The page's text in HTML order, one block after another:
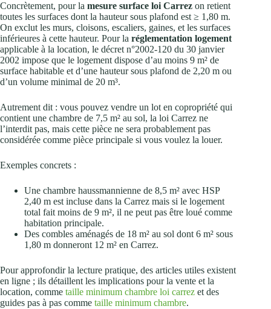
Concrètement, pour la mesure surface loi Carrez on retient
toutes les surfaces dont la hauteur sous plafond est ≥ 1,80 m.
On exclut les murs, cloisons, escaliers, gaines, et les surfaces
inférieures à cette hauteur. Pour la réglementation logement
applicable à la location, le décret n°2002-120 du 30 janvier
2002 impose que le logement dispose d’au moins 9 m² de
surface habitable et d’une hauteur sous plafond de 2,20 m ou
d’un volume minimal de 20 m³.
Autrement dit : vous pouvez vendre un lot en copropriété qui
contient une chambre de 7,5 m² au sol, la loi Carrez ne
l’interdit pas, mais cette pièce ne sera probablement pas
considérée comme pièce principale si vous voulez la louer.
Exemples concrets :
Une chambre haussmannienne de 8,5 m² avec HSP
2,40 m est incluse dans la Carrez mais si le logement
total fait moins de 9 m², il ne peut pas être loué comme
habitation principale.
Des combles aménagés de 18 m² au sol dont 6 m² sous
1,80 m donneront 12 m² en Carrez.
Pour approfondir la lecture pratique, des articles utiles existent
en ligne ; ils détaillent les implications pour la vente et la
location, comme taille minimum chambre loi carrez et des
guides pas à pas comme taille minimum chambre.